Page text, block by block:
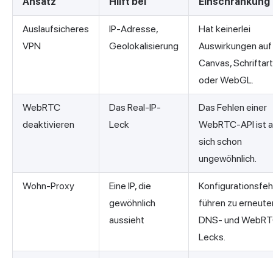
Auslaufsicheres
VPN
IP-Adresse,
Geolokalisierung
Hat keinerlei
Auswirkungen auf
Canvas,
oder WebGL.
WebRTC
deaktivieren
Das Real-IP-
Leck
Das Fehlen einer
WebRTC-API ist
sich schon
ungewöhnlich.
Wohn-Proxy
Eine IP, die
gewöhnlich
aussieht
führen zu
DNS- und
Lecks.